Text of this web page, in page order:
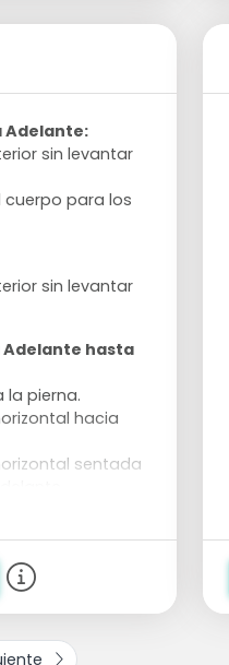
Adelante:
sin levantar
cuerpo para los
sin levantar
Adelante hasta
la pierna.
hacia
sentada
el mismo tipo